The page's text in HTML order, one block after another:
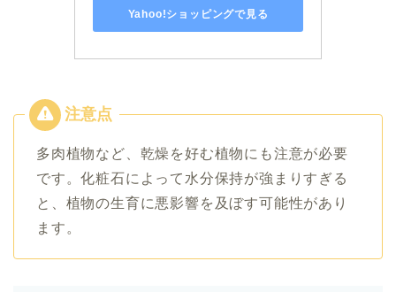
Yahoo!ショッピングで見る
多肉植物など、乾燥を好む植物にも注意が必要
です。化粧石によって水分保持が強まりすぎる
と、植物の生育に悪影響を及ぼす可能性があり
ます。